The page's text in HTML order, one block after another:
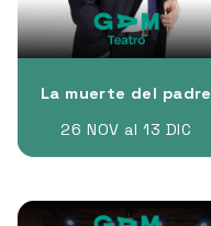
La muerte del padre
26 NOV al 13 DIC